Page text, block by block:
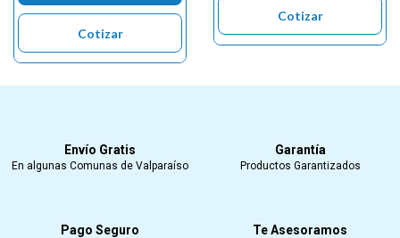
Cotizar
Cotizar
Envío Gratis
En algunas Comunas de Valparaíso
Garantía
Productos Garantizados
Pago Seguro Te Asesoramos